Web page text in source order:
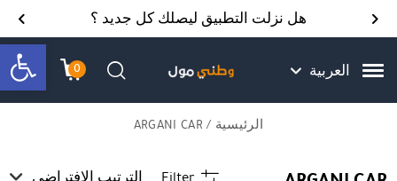
Skip to Content
Contact Us هل نزلت التطبيق ليصلك كل جديد ؟
العربية 0
עגלתחיפוש
الرئيسية / ARGANI CAR
Back top top